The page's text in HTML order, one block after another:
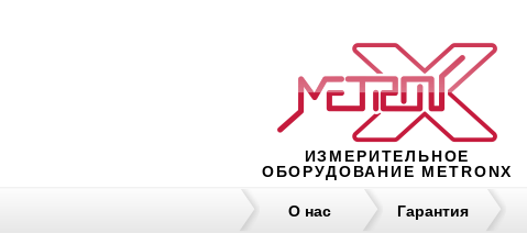
ИЗМЕРИТЕЛЬНОЕ
ОБОРУДОВАНИЕ METRONX
О нас Гарантия